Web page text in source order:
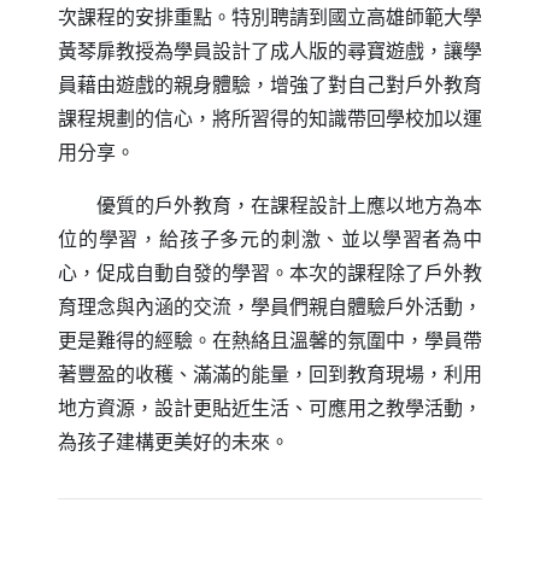
次課程的安排重點。特別聘請到國立高雄師範大學
黃琴扉教授為學員設計了成人版的尋寶遊戲，讓學
員藉由遊戲的親身體驗，增強了對自己對戶外教育
課程規劃的信心，將所習得的知識帶回學校加以運
用分享。
優質的戶外教育，在課程設計上應以地方為本
位的學習，給孩子多元的刺激、並以學習者為中
心，促成自動自發的學習。本次的課程除了戶外教
育理念與內涵的交流，學員們親自體驗戶外活動，
更是難得的經驗。在熱絡且溫馨的氛圍中，學員帶
著豐盈的收穫、滿滿的能量，回到教育現場，利用
地方資源，設計更貼近生活、可應用之教學活動，
為孩子建構更美好的未來。